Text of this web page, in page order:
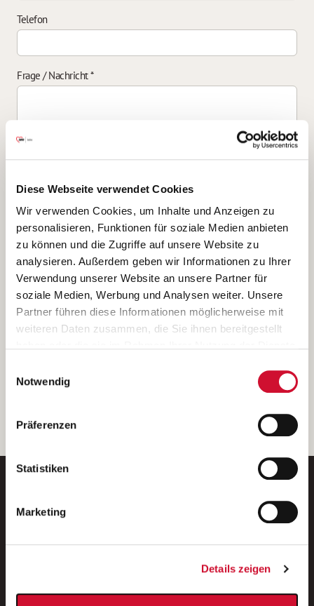
Diese Webseite verwendet Cookies
Wir verwenden Cookies, um Inhalte und Anzeigen zu
personalisieren, Funktionen für soziale Medien anbieten
zu können und die Zugriffe auf unsere Website zu
analysieren. Außerdem geben wir Informationen zu Ihrer
Verwendung unserer Website an unsere Partner für
soziale Medien, Werbung und Analysen weiter. Unsere
Partner führen diese Informationen möglicherweise mit
weiteren Daten zusammen, die Sie ihnen bereitgestellt
Wenn Sie auf „Cookies zulassen“ klicken, so stimmen
Sie der Speicherung sämtlicher Cookies zu. Sie können
Ihre Einwilligung selbstverständlich jederzeit widerrufen,
indem Sie die Cookie-Einstellungen aufrufen und diese
unserer
Notwendig
Präferenzen
Statistiken
Marketing
Details zeigen
Telefon
Frage / Nachricht*
Ich bin damit einverstanden, dass meine personenbezogenen Daten
ausschließlich zum Zweck der Durchführung der Kontaktanfrage
verarbeitet, auf IT- Systemen der Garitz Bewirtschaftungsbetriebe
GmbH, Heinrich-von-Kleist-Straße 2, 97688 Bad Kissingen
(Betreiber) gespeichert und an die für das Stellenangebot
verantwortliche Stelle zur Kontaktaufnahme weitergegeben
werden.
Diese Einwilligungserklärung kann ich jederzeit gegenüber dem
Weitere Details können Sie der
entnehmen.